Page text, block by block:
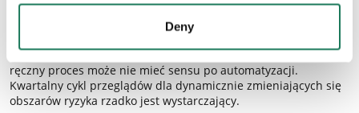
Deny
traktowanie apetytu i tolerancji jako stałych. Apetyt powinien
być weryfikowany przy zmianach strategii. Progi tolerancji
systemów lub warunków zewnętrznych. Próg skalibrowany pod
ręczny proces może nie mieć sensu po automatyzacji.
Kwartalny cykl przeglądów dla dynamicznie zmieniających się
obszarów ryzyka rzadko jest wystarczający.